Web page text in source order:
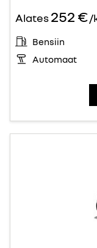
Alates252 €/
Bensiin
Automaat